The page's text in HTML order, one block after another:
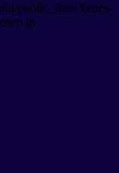
public_html/kepes-
in